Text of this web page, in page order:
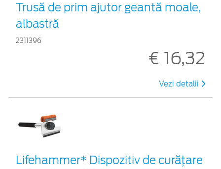
Trusă de prim ajutor geantă moale,
albastră
2311396
€ 16,32
Vezi detalii
Lifehammer* Dispozitiv de curățare